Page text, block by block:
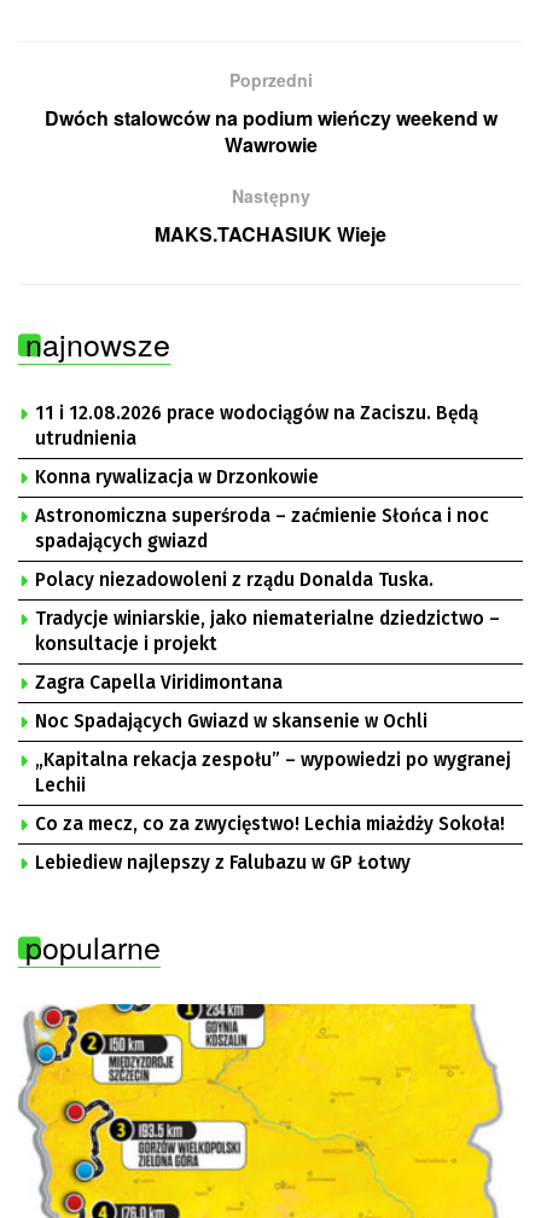
Poprzedni
Dwóch stalowców na podium wieńczy weekend w
Wawrowie
Następny
MAKS.TACHASIUK Wieje
najnowsze
11 i 12.08.2026 prace wodociągów na Zaciszu. Będą
utrudnienia
Konna rywalizacja w Drzonkowie
Astronomiczna superśroda – zaćmienie Słońca i noc
spadających gwiazd
Polacy niezadowoleni z rządu Donalda Tuska.
Tradycje winiarskie, jako niematerialne dziedzictwo –
konsultacje i projekt
Zagra Capella Viridimontana
Noc Spadających Gwiazd w skansenie w Ochli
„Kapitalna rekacja zespołu” – wypowiedzi po wygranej
Lechii
Co za mecz, co za zwycięstwo! Lechia miażdży Sokoła!
Lebiediew najlepszy z Falubazu w GP Łotwy
popularne